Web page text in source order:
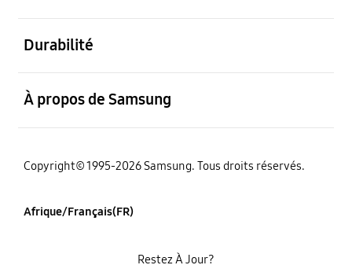
Durabilité
À propos de Samsung
Copyright© 1995-2026 Samsung. Tous droits réservés.
Afrique/Français(FR)
Restez À Jour?